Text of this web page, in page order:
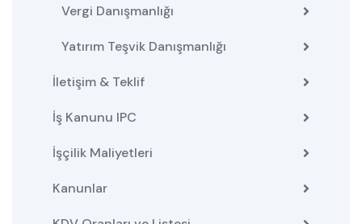
Vergi Danışmanlığı
Yatırım Teşvik Danışmanlığı
İletişim & Teklif
İş Kanunu IPC
İşçilik Maliyetleri
Kanunlar